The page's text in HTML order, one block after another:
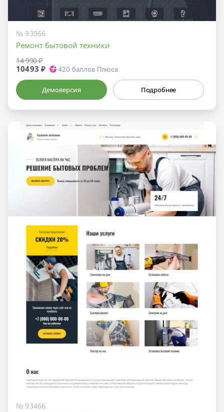
№ 93966
Ремонт бытовой техники
14 990 ₽
10493 ₽ 420 баллов Плюса
Демоверсия Подробнее
№ 93466